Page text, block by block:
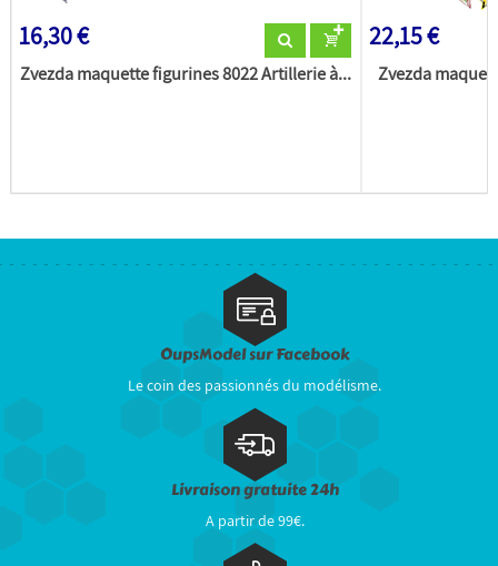
16,30 €
Zvezda maquette figurines 8022 Artillerie à...
22,15 €
Zvezda
OupsModel sur Facebook
Le coin des passionnés du modélisme.
Livraison gratuite 24h
A partir de 99€.